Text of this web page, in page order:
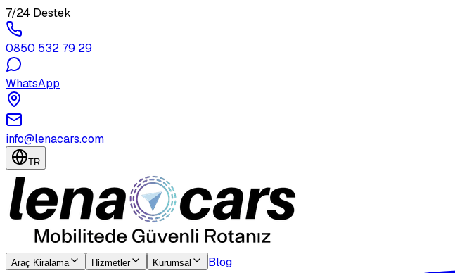
7/24 Destek
0850 532 79 29
WhatsApp
info@lenacars.com
TR
Araç Kiralama Hizmetler Kurumsal Blog